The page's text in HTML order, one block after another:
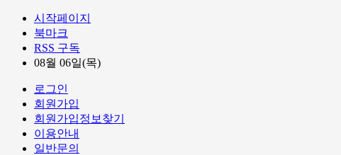
시작페이지
북마크
RSS 구독
08월 06일(목)
로그인
회원가입
회원가입정보찾기
이용안내
일반문의